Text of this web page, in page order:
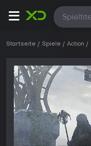
Alle
Startseite Spiele Action